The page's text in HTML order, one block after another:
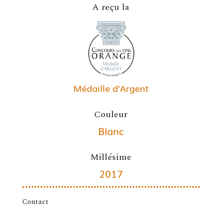
A reçu la
Médaille d'Argent
Couleur
Blanc
Millésime
2017
Contact